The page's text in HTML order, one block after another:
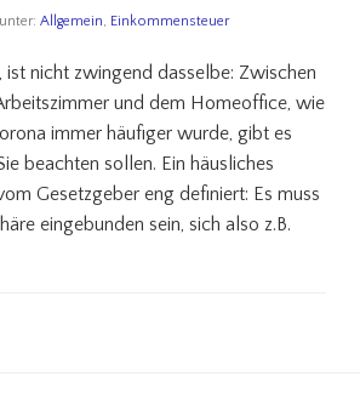
Allgemein Einkommensteuer
ist nicht zwingend dasselbe: Zwischen
und dem Homeoffice, wie
immer häufiger wurde, gibt es
beachten sollen. Ein häusliches
Gesetzgeber eng definiert: Es muss
eingebunden sein, sich also z.B.